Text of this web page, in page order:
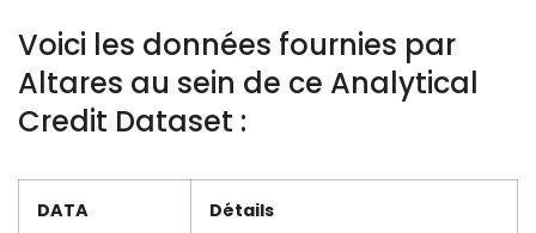
Voici les données fournies par
Altares au sein de ce Analytical
Credit Dataset :
DATA Détails